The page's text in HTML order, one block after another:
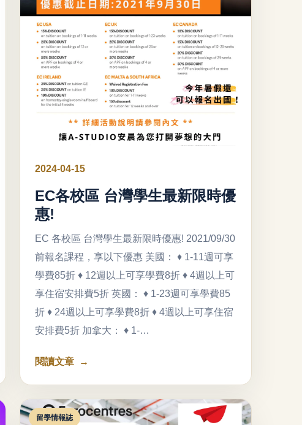
2024-04-15
EC各校區 台灣學生最新限時優
惠!
EC 各校區 台灣學生最新限時優惠! 2021/09/30
前報名課程，享以下優惠 美國： ♦ 1-11週可享
學費85折 ♦ 12週以上可享學費8折 ♦ 4週以上可
享住宿安排費5折 英國： ♦ 1-23週可享學費85
折 ♦ 24週以上可享學費8折 ♦ 4週以上可享住宿
安排費5折 加拿大： ♦ 1-…
閱讀文章
留學情報誌